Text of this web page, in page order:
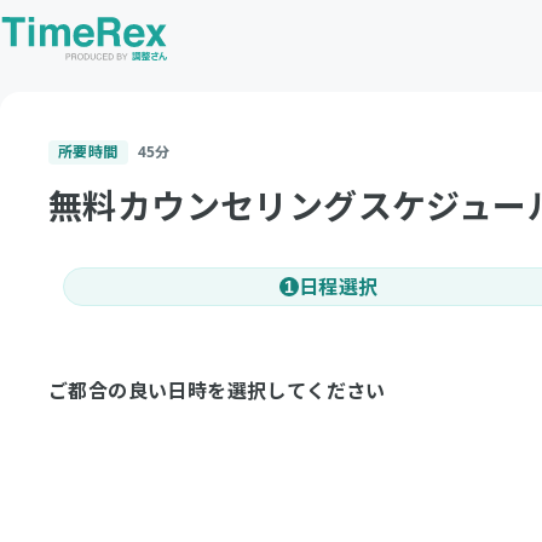
所要時間 45分
無料カウンセリングスケジュ
1 日程選択
ご都合の良い日時を選択してください